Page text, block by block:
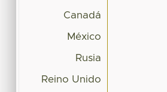
Canadá
México
Rusia
Reino Unido